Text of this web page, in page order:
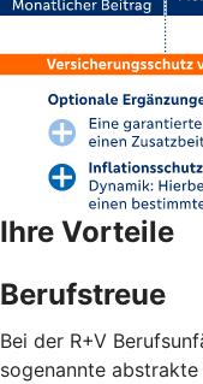
Ihre Vorteile
Berufstreue
Bei der R+V
sogenannte